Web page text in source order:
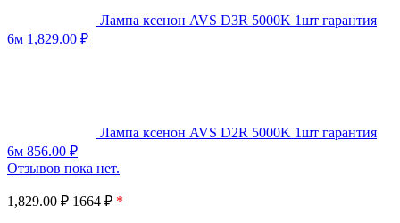
Лампа ксенон AVS D3R 5000K 1шт гарантия
6м 1,829.00 ₽
Лампа ксенон AVS D2R 5000K 1шт гарантия
6м 856.00 ₽
Отзывов пока нет.
1,829.00 ₽ 1664 ₽ *